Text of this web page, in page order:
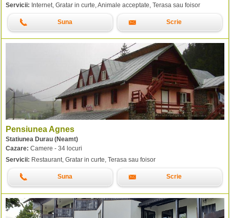
Servicii: Internet, Gratar in curte, Animale acceptate, Terasa sau foisor
Suna Scrie
Pensiunea Agnes
Statiunea Durau (Neamt)
Cazare: Camere - 34 locuri
Servicii: Restaurant, Gratar in curte, Terasa sau foisor
Suna Scrie